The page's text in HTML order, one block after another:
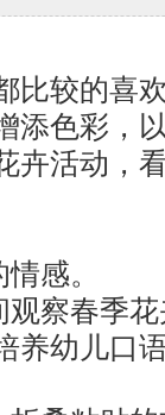
比较的喜
添色彩，
卉活动，
感。
察春季
养幼儿口